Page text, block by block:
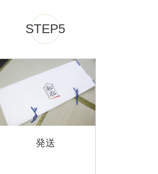
STEP5
発送